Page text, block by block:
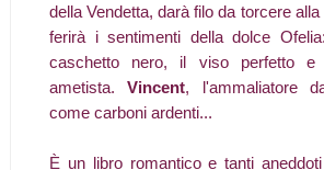
della Vendetta, darà filo da torcere
ferirà i sentimenti della dolce
caschetto nero, il viso perfetto
ametista.Vincent, l'ammaliatore
come carboni ardenti...
È un libro romantico e tanti